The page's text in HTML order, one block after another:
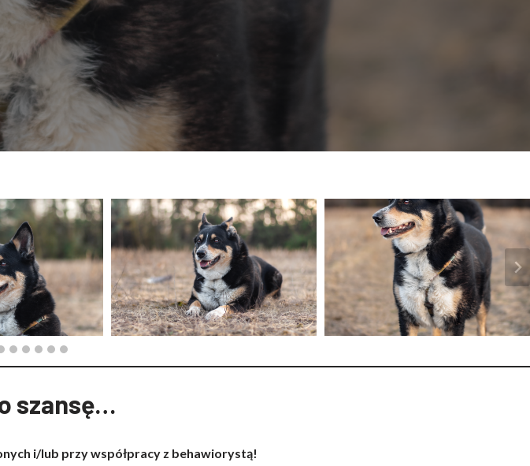
szansę…
i/lub przy współpracy z behawiorystą!